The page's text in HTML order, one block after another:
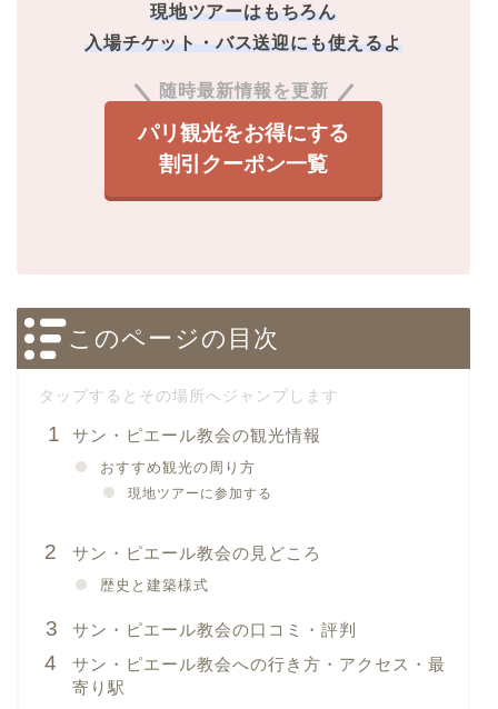
現地ツアーはもちろん
入場チケット・バス送迎にも使えるよ
随時最新情報を更新
パリ観光をお得にする
割引クーポン一覧
このページの目次
サン・ピエール教会の観光情報
おすすめ観光の周り方
現地ツアーに参加する
サン・ピエール教会の見どころ
歴史と建築様式
サン・ピエール教会の口コミ・評判
サン・ピエール教会への行き方・アクセス・最
寄り駅